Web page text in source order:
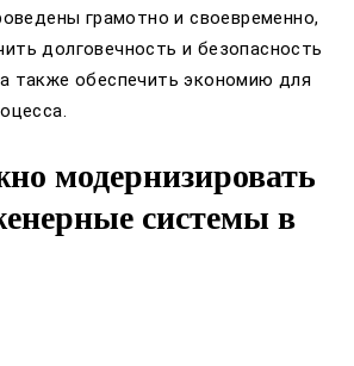
грамотно и своевременно,
долговечность и безопасность
также обеспечить экономию для
модернизировать
системы в